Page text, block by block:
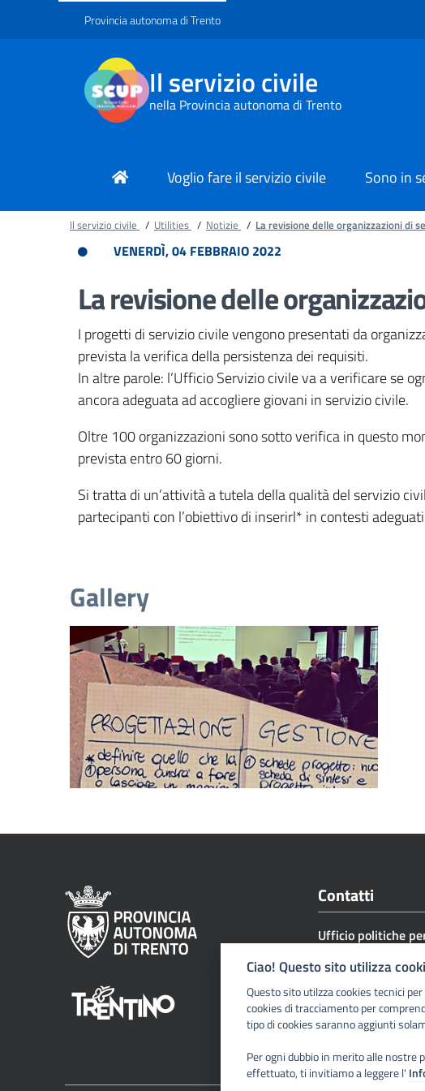
Provincia autonoma di Trento
Il servizio civile
nella Provincia autonoma di Trento
Voglio fare il servizio civile Sono in
Il servizio civile / Utilities / Notizie / La revisione delle organizzazioni di
VENERDÌ, 04 FEBBRAIO 2022
La revisione delle
I progetti di servizio civile vengono presentati da
prevista la verifica della persistenza dei requisiti.
In altre parole: l’Ufficio Servizio civile va a verificare se
ancora adeguata ad accogliere giovani in servizio civile.
Oltre 100 organizzazioni sono sotto verifica in questo
prevista entro 60 giorni.
Si tratta di un’attività a tutela della qualità del servizio
partecipanti con l’obiettivo di inserirl* in contesti
Gallery
Contatti
Ufficio politiche
Tel. +39 0461
Ciao! Questo sito utilizza
Questo sito utilzza cookies tecnici
cookies di tracciamento per
tipo di cookies saranno aggiunti
Per ogni dubbio in merito alle nostre
effettuato, ti invitiamo a leggere l'